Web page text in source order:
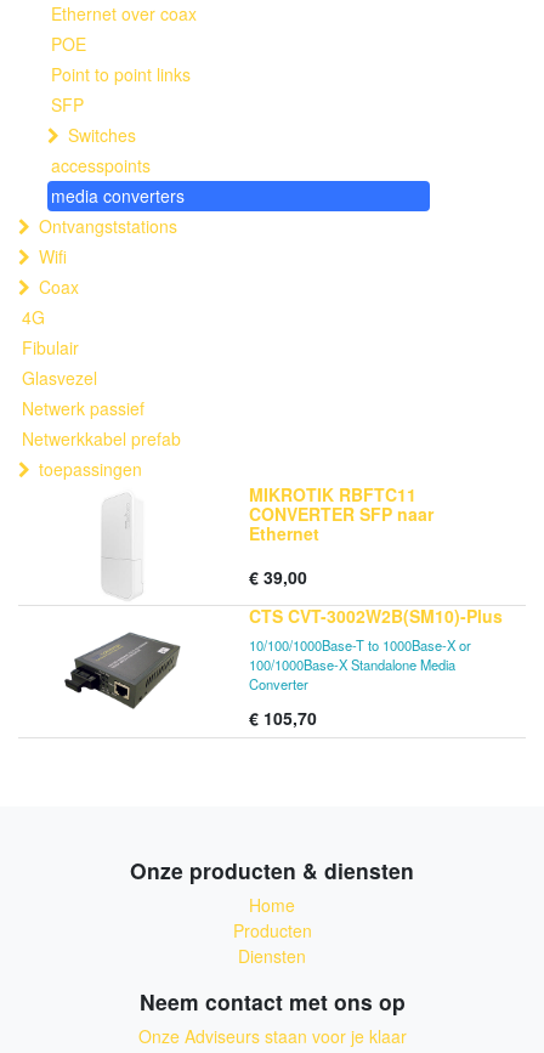
Ethernet over coax
POE
Point to point links
SFP
Switches
accesspoints
media converters
Ontvangststations
Wifi
Coax
4G
Fibulair
Glasvezel
Netwerk passief
Netwerkkabel prefab
toepassingen
MIKROTIK RBFTC11
CONVERTER SFP naar
Ethernet
€ 39,00
CTS CVT-3002W2B(SM10)-Plus
10/100/1000Base-T to 1000Base-X or
100/1000Base-X Standalone Media
Converter
€ 105,70
Onze producten & diensten
Home
Producten
Diensten
Neem contact met ons op
Onze Adviseurs staan voor je klaar